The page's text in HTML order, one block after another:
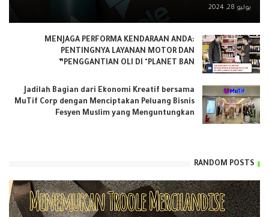
يوليو 28, 2024
MENJAGA PERFORMA KENDARAAN ANDA:
PENTINGNYA LAYANAN MOTOR DAN
PENGGANTIAN OLI DI "PLANET BAN”
Jadilah Bagian dari Ekonomi Kreatif bersama
MuTif Corp dengan Menciptakan Peluang Bisnis
Fesyen Muslim yang Menguntungkan
RANDOM POSTS